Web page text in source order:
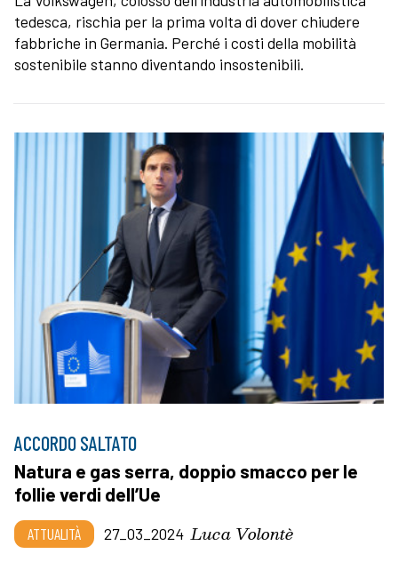
tedesca, rischia per la prima volta di dover chiudere
fabbriche in Germania. Perché i costi della mobilità
sostenibile stanno diventando insostenibili.
ACCORDO SALTATO
Natura e gas serra, doppio smacco per le
follie verdi dell’Ue
ATTUALITÀ 27_03_2024 Luca Volontè